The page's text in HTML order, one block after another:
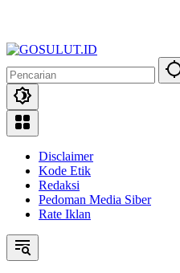
Disclaimer
Kode Etik
Redaksi
Pedoman Media Siber
Rate Iklan